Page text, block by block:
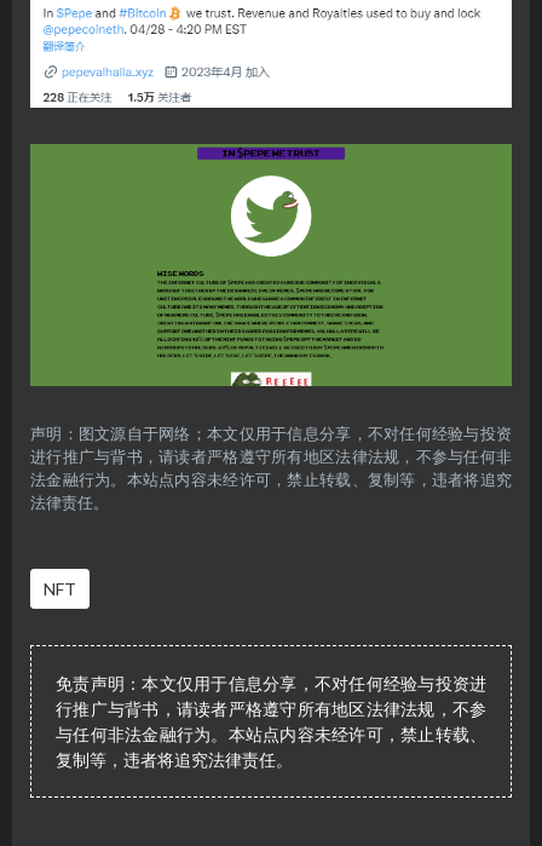
声明：图文源自于网络；本文仅用于信息分享，不对任何经验与投资
进行推广与背书，请读者严格遵守所有地区法律法规，不参与任何非
法金融行为。本站点内容未经许可，禁止转载、复制等，违者将追究
法律责任。
NFT
免责声明：本文仅用于信息分享，不对任何经验与投资进
行推广与背书，请读者严格遵守所有地区法律法规，不参
与任何非法金融行为。本站点内容未经许可，禁止转载、
复制等，违者将追究法律责任。